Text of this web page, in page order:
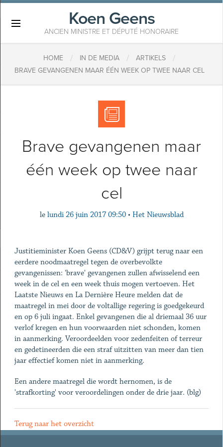
Koen Geens
ANCIEN MINISTRE ET DÉPUTÉ HONORAIRE
HOME / IN DE MEDIA / ARTIKELS /
BRAVE GEVANGENEN MAAR ÉÉN WEEK OP TWEE NAAR CEL
Brave gevangenen maar
één week op twee naar
cel
le lundi 26 juin 2017 09:50 • Het Nieuwsblad
Justitieminister Koen Geens (CD&V) grijpt terug naar een
eerdere noodmaatregel tegen de overbevolkte
gevangenissen: 'brave' gevangenen zullen afwisselend een
week in de cel en een week thuis mogen vertoeven. Het
Laatste Nieuws en La Dernière Heure melden dat de
maatregel in mei door de voltallige regering is goedgekeurd
en op 6 juli ingaat. Enkel gevangenen die al driemaal 36 uur
verlof kregen en hun voorwaarden niet schonden, komen
in aanmerking. Veroordeelden voor zedenfeiten of terreur
en gedetineerden die een straf uitzitten van meer dan tien
jaar effectief komen niet in aanmerking.
Een andere maatregel die wordt hernomen, is de
'strafkorting' voor veroordelingen onder de drie jaar. (blg)
Terug naar het overzicht